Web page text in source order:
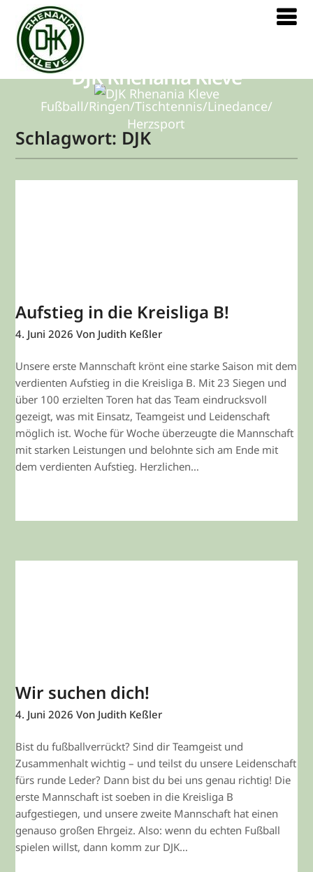
DJK Rhenania Kleve
Fußball/Ringen/Tischtennis/Linedance/
Herzsport
Schlagwort: DJK
Aufstieg in die Kreisliga B!
4. Juni 2026 Von Judith Keßler
Unsere erste Mannschaft krönt eine starke Saison mit dem
verdienten Aufstieg in die Kreisliga B. Mit 23 Siegen und
über 100 erzielten Toren hat das Team eindrucksvoll
gezeigt, was mit Einsatz, Teamgeist und Leidenschaft
möglich ist. Woche für Woche überzeugte die Mannschaft
mit starken Leistungen und belohnte sich am Ende mit
dem verdienten Aufstieg. Herzlichen…
Wir suchen dich!
4. Juni 2026 Von Judith Keßler
Bist du fußballverrückt? Sind dir Teamgeist und
Zusammenhalt wichtig – und teilst du unsere Leidenschaft
fürs runde Leder? Dann bist du bei uns genau richtig! Die
erste Mannschaft ist soeben in die Kreisliga B
aufgestiegen, und unsere zweite Mannschaft hat einen
genauso großen Ehrgeiz. Also: wenn du echten Fußball
spielen willst, dann komm zur DJK…